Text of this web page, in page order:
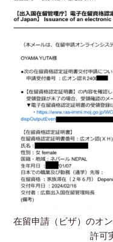
在留申請（ビザ）のオ
許可